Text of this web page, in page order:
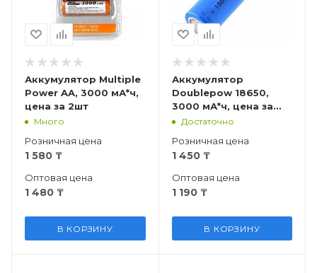
Аккумулятор Multiple
Power AA, 3000 мА*ч,
цена за 2шт
Много
Розничная цена
1 580 ₸
Оптовая цена
1 480 ₸
В КОРЗИНУ
Аккумулятор
Doublepow 18650,
3000 мА*ч, цена за
1штДостаточно
Розничная цена
1 450₸
Оптовая цена
1 190₸
В КОРЗИНУ